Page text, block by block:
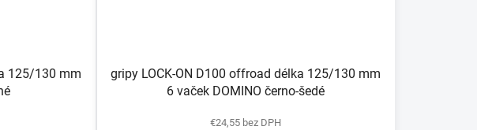
125/130 mm
gripy LOCK-ON D100 offroad délka 125/130 mm
6 vaček DOMINO černo-šedé
€24,55 bez DPH